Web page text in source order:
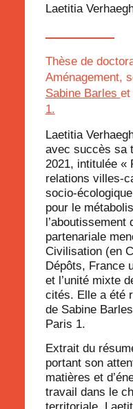
Laetitia
Thèse de
Aménagement,
Sabine Barles et
1.
Laetitia
avec succès sa
2021, intitulée «
relations villes-
socio-
pour le
l’aboutissement
partenariale
Civilisation (en
Dépôts, France
et l’unité mixte
cités. Elle a été
de Sabine
Paris 1.
Extrait du
portant son
matières et
travail dans le